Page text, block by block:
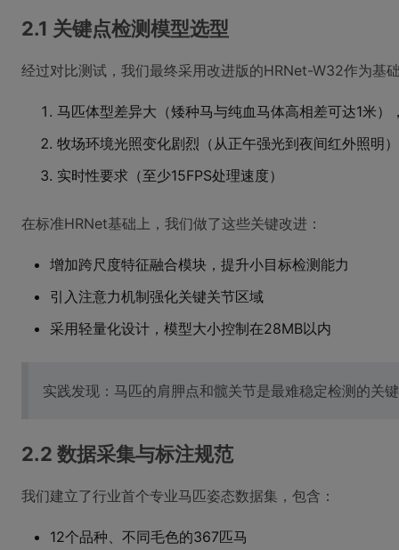
2.1 关键点检测模型选型
经过对比测试，我们最终采用改进版的HRNet-W32作为基
马匹体型差异大（矮种马与纯血马体高相差可达1米）
牧场环境光照变化剧烈（从正午强光到夜间红外照明）
实时性要求（至少15FPS处理速度）
在标准HRNet基础上，我们做了这些关键改进：
增加跨尺度特征融合模块，提升小目标检测能力
引入注意力机制强化关键关节区域
采用轻量化设计，模型大小控制在28MB以内
实践发现：马匹的肩胛点和髋关节是最难稳定检测的关
2.2 数据采集与标注规范
我们建立了行业首个专业马匹姿态数据集，包含：
12个品种、不同毛色的367匹马